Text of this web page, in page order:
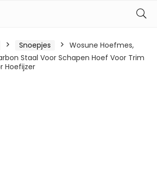
Snoepjes
Wosune Hoefmes,
Staal Voor Schapen Hoef Voor Trim
Hoefijzer